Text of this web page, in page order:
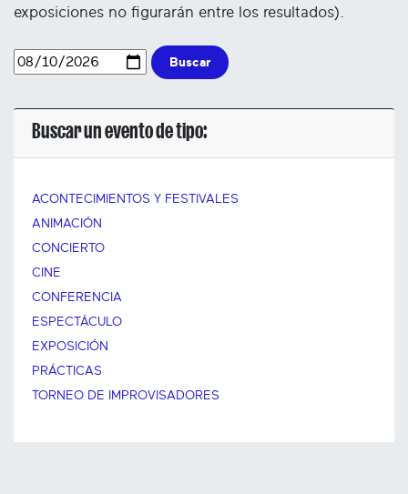
exposiciones no figurarán entre los resultados).
Buscar
Buscar un evento de tipo:
ACONTECIMIENTOS Y FESTIVALES
ANIMACIÓN
CONCIERTO
CINE
CONFERENCIA
ESPECTÁCULO
EXPOSICIÓN
PRÁCTICAS
TORNEO DE IMPROVISADORES